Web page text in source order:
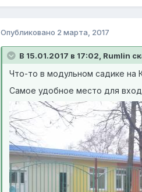
Опубликовано 2 марта, 2017
В 15.01.2017 в 17:02, Rumlin
Что-то в модульном садике на
Самое удобное место для